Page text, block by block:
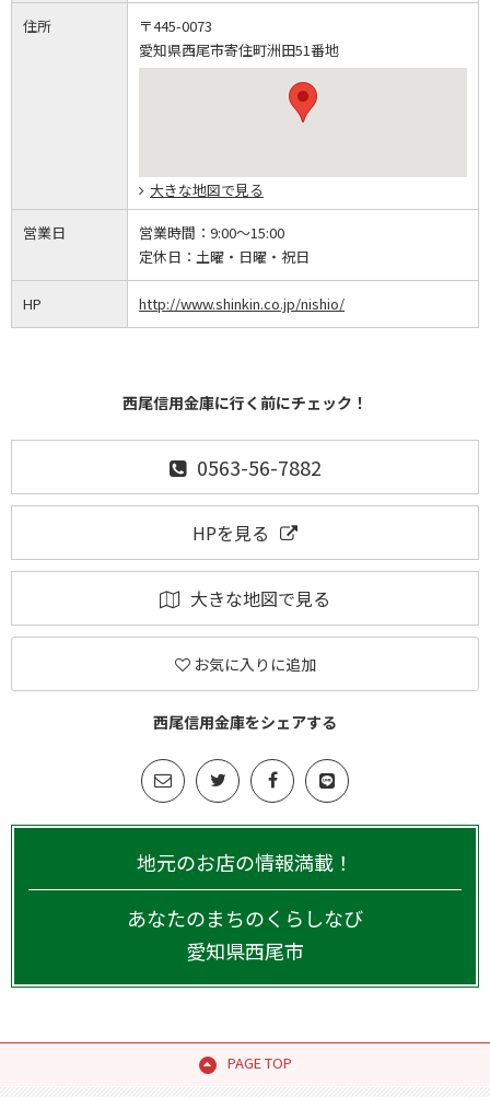
住所
〒445-0073
愛知県西尾市寄住町洲田51番地
大きな地図で見る
営業日 営業時間： 9:00～15:00
定休日： 土曜・日曜・祝日
HP http://www.shinkin.co.jp/nishio/
西尾信用金庫に行く前にチェック！
0563-56-7882
HPを見る
大きな地図で見る
お気に入りに追加
西尾信用金庫をシェアする
地元のお店の情報満載！
あなたのまちのくらしなび
愛知県西尾市
PAGE TOP